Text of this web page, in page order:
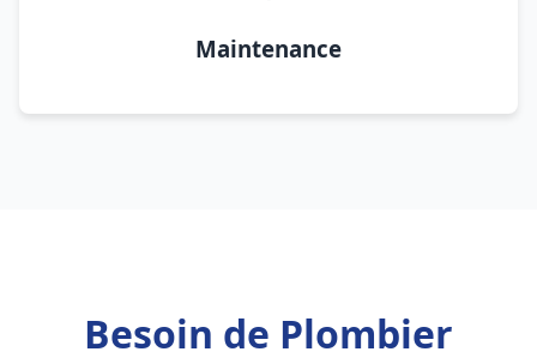
Maintenance
Besoin de Plombier